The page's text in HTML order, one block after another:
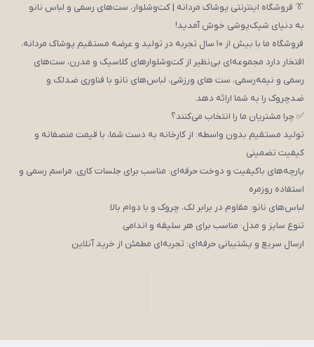
👔 فروشگاه اینترنتی پوشاک مردانه | کت‌وشلوار، ست‌های رسمی و لباس نانو
به دنیای شیک‌پوشی خوش آمدید!
فروشگاه ما با بیش از ۱۰ سال تجربه در تولید و عرضه مستقیم پوشاک مردانه،
افتخار دارد مجموعه‌ای بی‌نظیر از کت‌وشلوارهای کلاسیک و مدرن، ست‌های
رسمی و نیمه‌رسمی، ست های ورزشی، لباس‌های نانو با فناوری ضدلک و
ضدچروک را به شما ارائه دهد.
✅ چرا مشتریان ما را انتخاب می‌کنند؟
تولید مستقیم بدون واسطه: از کارخانه به دست شما، با قیمت منصفانه و
کیفیت تضمینی
پارچه‌های باکیفیت و دوخت حرفه‌ای: مناسب برای جلسات کاری، مراسم رسمی و
استفاده روزمره
لباس‌های نانو: مقاوم در برابر لک، چروک و با دوام بالا
تنوع سایز و مدل: مناسب برای هر سلیقه و اندامی
ارسال سریع و پشتیبانی حرفه‌ای: تجربه‌ای مطمئن از خرید آنلاین